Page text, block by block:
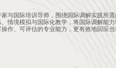
与国际培训导师，围绕国际调解实践所
情境模拟与国际化教学，将国际调解能
作、可评估的专业能力，更有效地回应